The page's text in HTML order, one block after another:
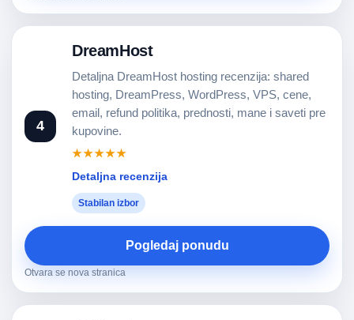
4
DreamHost
Detaljna DreamHost hosting recenzija: shared
hosting, DreamPress, WordPress, VPS, cene,
email, refund politika, prednosti, mane i saveti pre
kupovine.
★★★★★
Detaljna recenzija
Stabilan izbor
Pogledaj ponudu
Otvara se nova stranica